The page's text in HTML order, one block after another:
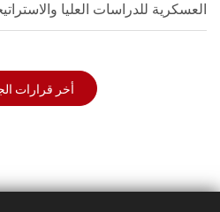
العسكرية للدراسات العليا
أخر قرارات